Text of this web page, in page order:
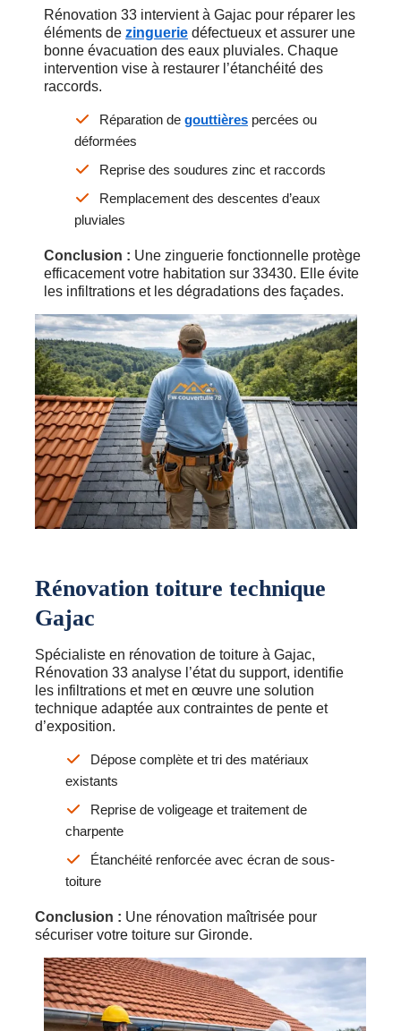
Rénovation 33 intervient à Gajac pour réparer les
éléments de zinguerie défectueux et assurer une
bonne évacuation des eaux pluviales. Chaque
intervention vise à restaurer l’étanchéité des
raccords.
Réparation de gouttières percées ou
déformées
Reprise des soudures zinc et raccords
Remplacement des descentes d’eaux
pluviales
Conclusion : Une zinguerie fonctionnelle protège
efficacement votre habitation sur 33430. Elle évite
les infiltrations et les dégradations des façades.
Rénovation toiture technique
Gajac
Spécialiste en rénovation de toiture à Gajac,
Rénovation 33 analyse l’état du support, identifie
les infiltrations et met en œuvre une solution
technique adaptée aux contraintes de pente et
d’exposition.
Dépose complète et tri des matériaux
existants
Reprise de voligeage et traitement de
charpente
Étanchéité renforcée avec écran de sous-
toiture
Conclusion : Une rénovation maîtrisée pour
sécuriser votre toiture sur Gironde.